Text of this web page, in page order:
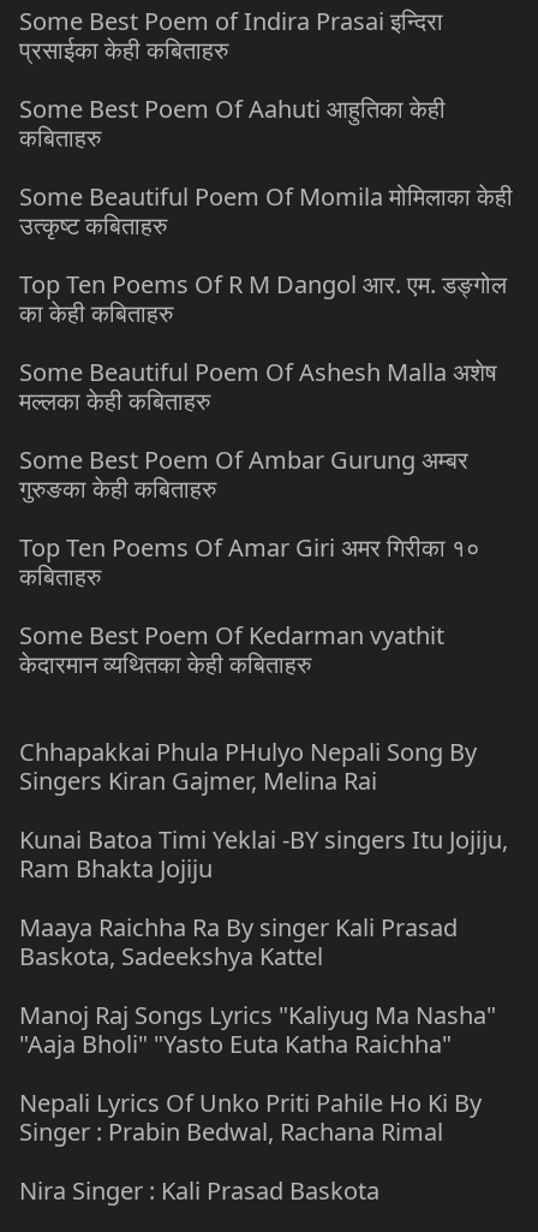
Some Best Poem of Indira Prasai इन्दिरा
प्रसाईका केही कबिताहरु
Some Best Poem Of Aahuti आहुतिका केही
कबिताहरु
Some Beautiful Poem Of Momila मोमिलाका केही
उत्कृष्ट कबिताहरु
Top Ten Poems Of R M Dangol आर. एम. डङ्गोल
का केही कबिताहरु
Some Beautiful Poem Of Ashesh Malla अशेष
मल्लका केही कबिताहरु
Some Best Poem Of Ambar Gurung अम्बर
गुरुङका केही कबिताहरु
Top Ten Poems Of Amar Giri अमर गिरीका १०
कबिताहरु
Some Best Poem Of Kedarman vyathit
केदारमान व्यथितका केही कबिताहरु
Chhapakkai Phula PHulyo Nepali Song By
Singers Kiran Gajmer, Melina Rai
Kunai Batoa Timi Yeklai -BY singers Itu Jojiju,
Ram Bhakta Jojiju
Maaya Raichha Ra By singer Kali Prasad
Baskota, Sadeekshya Kattel
Manoj Raj Songs Lyrics "Kaliyug Ma Nasha"
"Aaja Bholi" "Yasto Euta Katha Raichha"
Nepali Lyrics Of Unko Priti Pahile Ho Ki By
Singer : Prabin Bedwal, Rachana Rimal
Nira Singer : Kali Prasad Baskota